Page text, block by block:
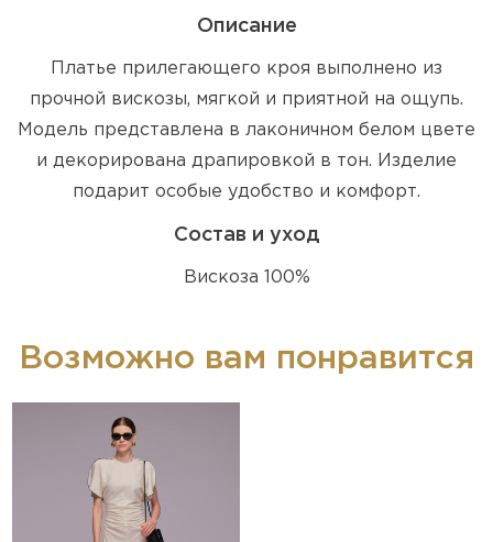
Описание
Платье прилегающего кроя выполнено из
прочной вискозы, мягкой и приятной на ощупь.
Модель представлена в лаконичном белом цвете
и декорирована драпировкой в тон. Изделие
подарит особые удобство и комфорт.
Состав и уход
Вискоза 100%
Возможно вам понравится